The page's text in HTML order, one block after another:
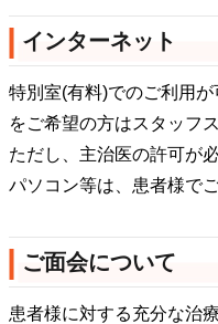
インターネット
特別室(有料)でのご利用
をご希望の方はスタッフ
ただし、主治医の許可が必
パソコン等は、患者様で
ご面会について
患者様に対する充分な治